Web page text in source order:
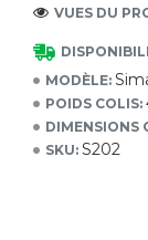
MODÈLE:
POIDS COLIS:
DIMENSIONS
SKU: S202
VUES DU